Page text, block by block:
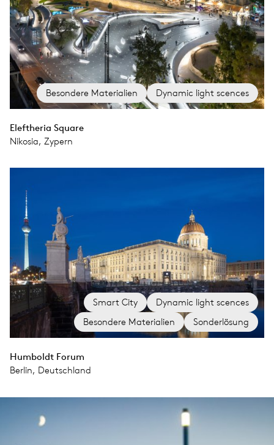
Besondere Materialien Dynamic light scences
Eleftheria Square
Nikosia, Zypern
Besondere Materialien Sonderlösung
Smart City Dynamic light scences
Humboldt Forum
Berlin, Deutschland